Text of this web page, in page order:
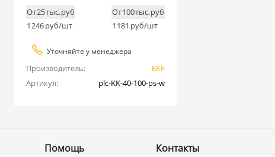
От 25 тыс. руб
1 246руб/шт
От 100 тыс. руб
1 181 руб/шт
Уточняйте у менеджера
Производитель:
EKF
Артикул:
plc-KK-40-100-ps-w
Помощь Контакты